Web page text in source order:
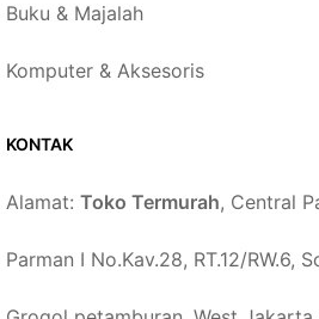
Buku & Majalah
Komputer & Aksesoris
KONTAK
Alamat: Toko Termurah, Central
Parman I No.Kav.28, RT.12/RW.6,